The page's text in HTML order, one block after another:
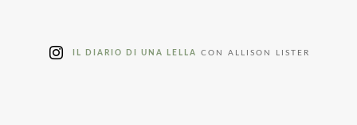
IL DIARIO DI UNA LELLA CON ALLISON LISTER